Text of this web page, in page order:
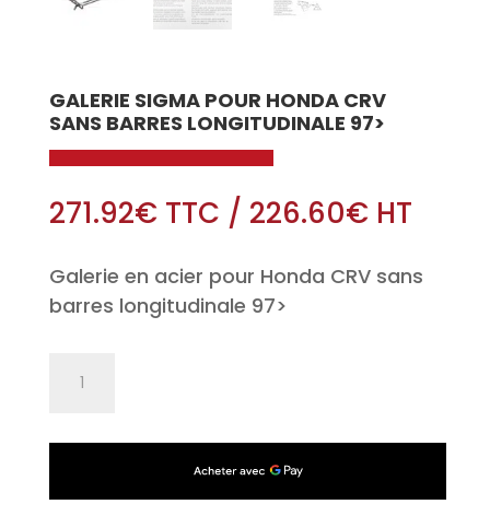
GALERIE SIGMA POUR HONDA CRV
SANS BARRES LONGITUDINALE 97>
271.92€TTC / 226.60€HT
Galerie en acier pour Honda CRV sans
barres longitudinale 97>